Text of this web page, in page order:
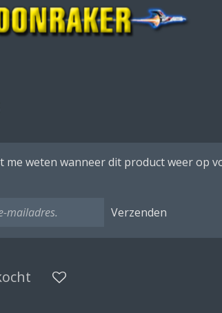
me weten wanneer dit product weer op
Verzenden